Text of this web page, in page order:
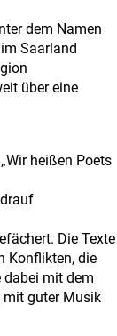
dem Namen
Saarland
über eine
heißen Poets
Die Texte
Konflikten, die
dabei mit dem
mit guter Musik